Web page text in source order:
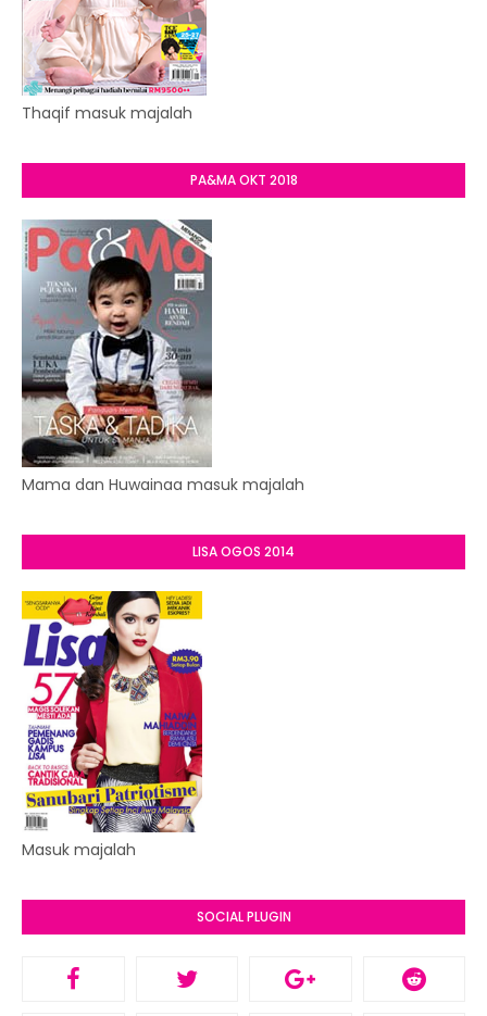
Thaqif masuk majalah
PA&MA OKT 2018
Mama dan Huwainaa masuk majalah
LISA OGOS 2014
Masuk majalah
SOCIAL PLUGIN